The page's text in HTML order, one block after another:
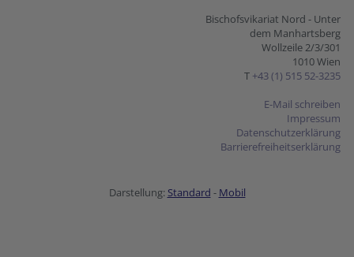
Bischofsvikariat Nord - Unter
dem Manhartsberg
Wollzeile 2/3/301
1010 Wien
T +43 (1) 515 52-3235
E-Mail schreiben
Impressum
Datenschutzerklärung
Barrierefreiheitserklärung
Darstellung: Standard - Mobil